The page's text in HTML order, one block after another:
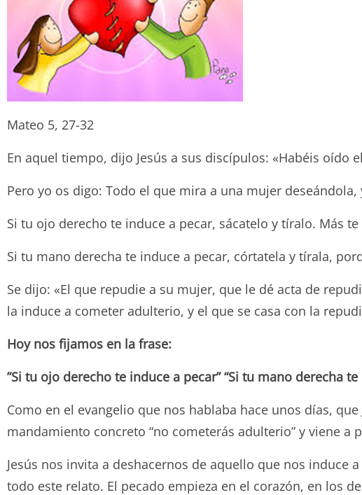
Mateo 5, 27-32
En aquel tiempo, dijo Jesús a sus discípulos: «Habéis oído
Pero yo os digo: Todo el que mira a una mujer
Si tu ojo derecho te induce a pecar, sácatelo y tíralo. Más
Si tu mano derecha te induce a pecar, córtatela y tírala,
Se dijo: «El que repudie a su mujer, que le dé acta de
la induce a cometer adulterio, y el que se casa con la
Hoy nos fijamos en la frase:
”Si tu ojo derecho te induce a pecar” “Si tu mano derecha
Como en el evangelio que nos hablaba hace unos días,
mandamiento concreto “no cometerás adulterio” y viene a
Jesús nos invita a deshacernos de aquello que nos
todo este relato. El pecado empieza en el corazón, en los